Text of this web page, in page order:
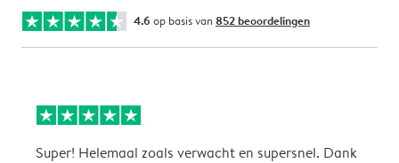
4.6 op basis van 852 beoordelingen
Super! Helemaal zoals verwacht en supersnel. Dank